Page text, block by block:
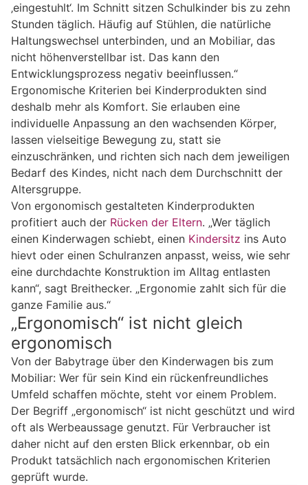
‚eingestuhlt‘. Im Schnitt sitzen Schulkinder bis zu zehn
Stunden täglich. Häufig auf Stühlen, die natürliche
Haltungswechsel unterbinden, und an Mobiliar, das
nicht höhenverstellbar ist. Das kann den
Entwicklungsprozess negativ beeinflussen.“
Ergonomische Kriterien bei Kinderprodukten sind
deshalb mehr als Komfort. Sie erlauben eine
individuelle Anpassung an den wachsenden Körper,
lassen vielseitige Bewegung zu, statt sie
einzuschränken, und richten sich nach dem jeweiligen
Bedarf des Kindes, nicht nach dem Durchschnitt der
Altersgruppe.
Von ergonomisch gestalteten Kinderprodukten
profitiert auch der Rücken der Eltern. „Wer täglich
einen Kinderwagen schiebt, einen Kindersitz ins Auto
hievt oder einen Schulranzen anpasst, weiss, wie sehr
eine durchdachte Konstruktion im Alltag entlasten
kann“, sagt Breithecker. „Ergonomie zahlt sich für die
ganze Familie aus.“
„Ergonomisch“ ist nicht gleich
ergonomisch
Von der Babytrage über den Kinderwagen bis zum
Mobiliar: Wer für sein Kind ein rückenfreundliches
Umfeld schaffen möchte, steht vor einem Problem.
Der Begriff „ergonomisch“ ist nicht geschützt und wird
oft als Werbeaussage genutzt. Für Verbraucher ist
daher nicht auf den ersten Blick erkennbar, ob ein
Produkt tatsächlich nach ergonomischen Kriterien
geprüft wurde.